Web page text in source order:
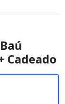
Cadeado